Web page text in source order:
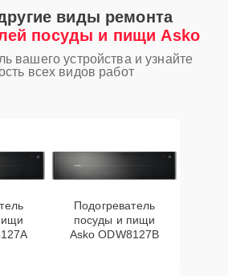
виды ремонта
посуды и пищи Asko
вашего устройства и узнайте
всех видов работ
Подогреватель
посуды и пищи
Asko ODW8127B